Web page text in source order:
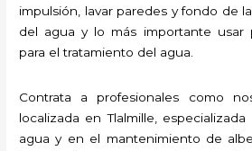
impulsión, lavar paredes y fondo de
del agua y lo más importante usar
para el tratamiento del agua.
Contrata a profesionales como
localizada en Tlalmille,
agua y en el mantenimiento de